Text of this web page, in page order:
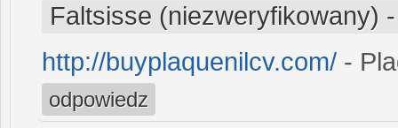
Faltsisse (niezweryfikowany)
http://buyplaquenilcv.com/ -
odpowiedz